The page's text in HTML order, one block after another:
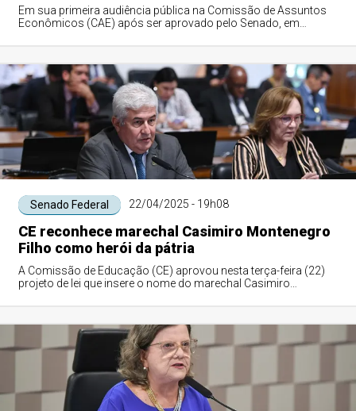
Em sua primeira audiência pública na Comissão de Assuntos
Econômicos (CAE) após ser aprovado pelo Senado, em
Senado Federal 22/04/2025 - 19h08
CE reconhece marechal Casimiro Montenegro
Filho como herói da pátria
A Comissão de Educação (CE) aprovou nesta terça-feira (22)
projeto de lei que insere o nome do marechal Casimiro